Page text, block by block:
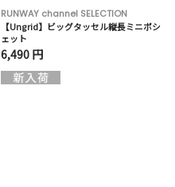
RUNWAY channel SELECTION
【Ungrid】ビッグタッセル縦長ミニポシ
ェット
6,490 円